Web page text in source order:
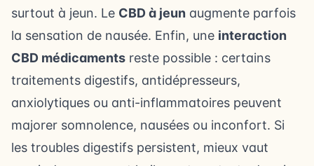
surtout à jeun. Le CBD à jeun augmente parfois
la sensation de nausée. Enfin, une interaction
CBD médicaments reste possible : certains
traitements digestifs, antidépresseurs,
anxiolytiques ou anti-inflammatoires peuvent
majorer somnolence, nausées ou inconfort. Si
les troubles digestifs persistent, mieux vaut